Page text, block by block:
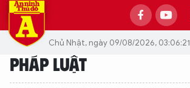
Chủ Nhật, ngày 09/08/2026, 03:06:21
PHÁP LUẬT